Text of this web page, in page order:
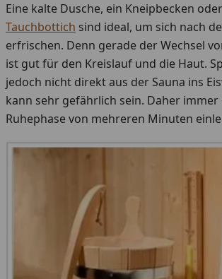
Eine kalte Dusche, ein Kneipbecken
Tauchbottich sind ideal, um sich nach
erfrischen. Denn gerade der Wechsel
ist gut für den Kreislauf und die Haut.
jedoch nicht direkt aus der Sauna ins
kann sehr gefährlich sein. Daher immer
Ruhephase von mehreren Minuten